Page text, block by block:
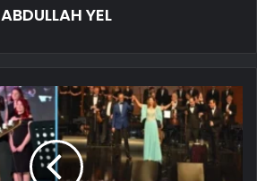
ABDULLAH YEL